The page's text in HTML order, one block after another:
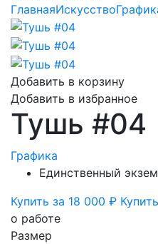
ГлавнаяИскусство
Добавить в корзину
Добавить в избранное
Тушь #04
Графика
Единственный
Купить за 18 000 ₽
о работе
Размер